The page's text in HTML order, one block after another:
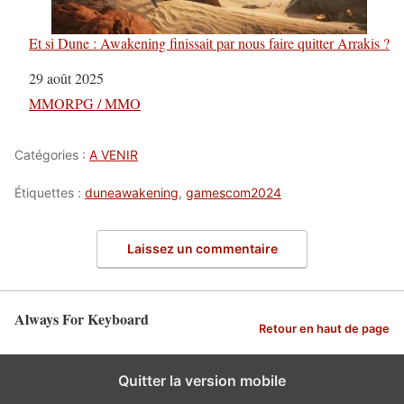
Et si Dune : Awakening finissait par nous faire quitter Arrakis ?
Date
29 août 2025
Par rapport à
MMORPG / MMO
Catégories : A VENIR
Étiquettes : duneawakening, gamescom2024
Laissez un commentaire
Always For Keyboard Retour en haut de page
Quitter la version mobile